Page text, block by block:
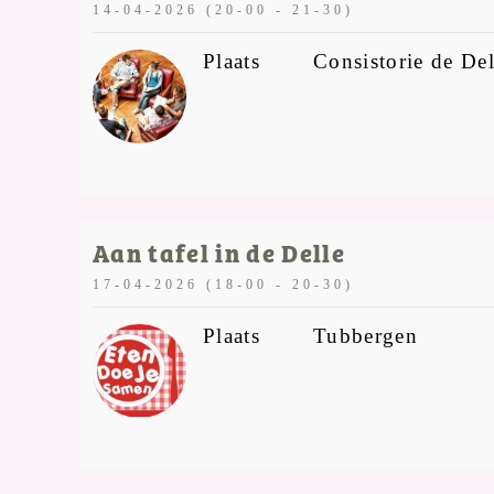
14-04-2026 (20-00 - 21-30)
Plaats Consistorie de
Aan tafel in de Delle
17-04-2026 (18-00 - 20-30)
Plaats Tubbergen